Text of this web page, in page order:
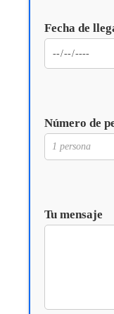
Fecha de
Número de
Tu mensaje